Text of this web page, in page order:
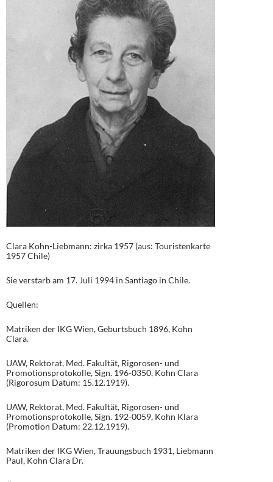
Clara Kohn-Liebmann: zirka 1957 (aus: Touristenkarte
1957 Chile)
Sie verstarb am 17. Juli 1994 in Santiago in Chile.
Quellen:
Matriken der IKG Wien, Geburtsbuch 1896, Kohn
Clara.
UAW, Rektorat, Med. Fakultät, Rigorosen- und
Promotionsprotokolle, Sign. 196-0350, Kohn Clara
(Rigorosum Datum: 15.12.1919).
UAW, Rektorat, Med. Fakultät, Rigorosen- und
Promotionsprotokolle, Sign. 192-0059, Kohn Klara
(Promotion Datum: 22.12.1919).
Matriken der IKG Wien, Trauungsbuch 1931, Liebmann
Paul, Kohn Clara Dr.